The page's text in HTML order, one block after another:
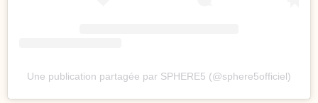
Une publication partagée par SPHERE5 (@sphere5officiel)